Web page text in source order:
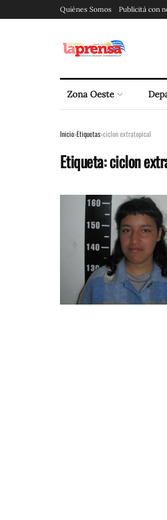
Quiénes Somos Publicitá con
Zona Oeste
Inicio Etiquetas ciclon extratopical
Etiqueta:ciclon